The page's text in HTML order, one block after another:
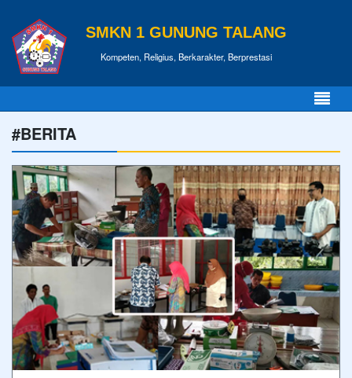
SMKN 1 GUNUNG TALANG
Kompeten, Religius, Berkarakter, Berprestasi
#BERITA